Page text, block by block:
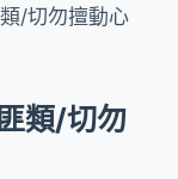
/切勿擅動心
類/切勿